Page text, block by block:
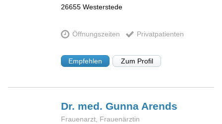
26655 Westerstede
Öffnungszeiten Privatpatienten
Empfehlen Zum Profil
Dr. med. Gunna Arends
Frauenarzt, Frauenärztin